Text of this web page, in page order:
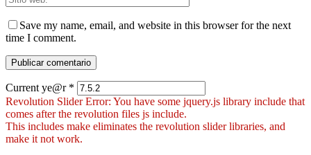
Save my name, email, and website in this browser for the next
time I comment.
Current ye@r *
Revolution Slider Error: You have some jquery.js library include that
comes after the revolution files js include.
This includes make eliminates the revolution slider libraries, and
make it not work.